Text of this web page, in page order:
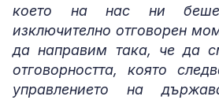
което на нас ни беше
изключително отговорен
да направим така, че да
отговорността, която
управлението на